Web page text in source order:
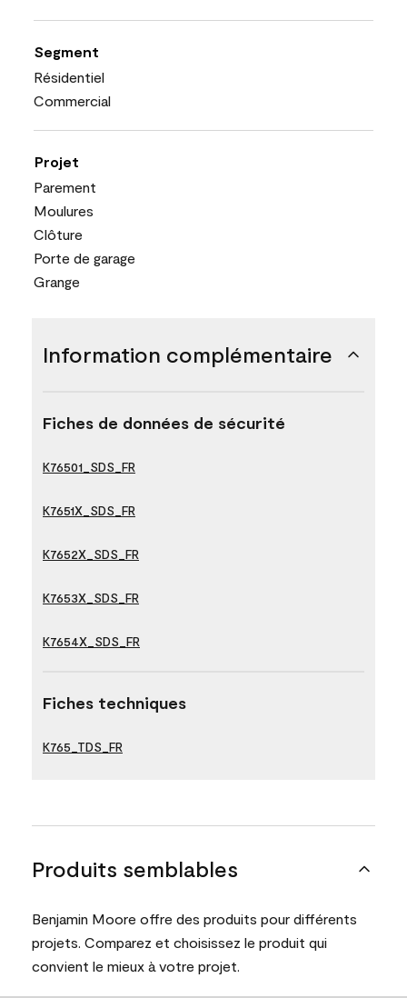
Segment
Résidentiel
Commercial
Projet
Parement
Moulures
Clôture
Porte de garage
Grange
Information complémentaire
Fiches de données de sécurité
K76501_SDS_FR
K7651X_SDS_FR
K7652X_SDS_FR
K7653X_SDS_FR
K7654X_SDS_FR
Fiches techniques
K765_TDS_FR
Produits semblables
Benjamin Moore offre des produits pour différents
projets. Comparez et choisissez le produit qui
convient le mieux à votre projet.